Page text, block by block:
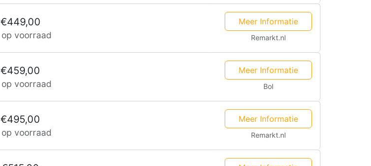
€449,00
op voorraad
Meer Informatie
Remarkt.nl
€459,00
op voorraad
Meer Informatie
Bol
€495,00
op voorraad
Meer Informatie
Remarkt.nl